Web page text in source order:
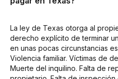
La ley de Texas otorga al
derecho explícito de terminar
en unas pocas circunstancias
Violencia familiar. Víctimas de
Muerte del inquilino. Falta de